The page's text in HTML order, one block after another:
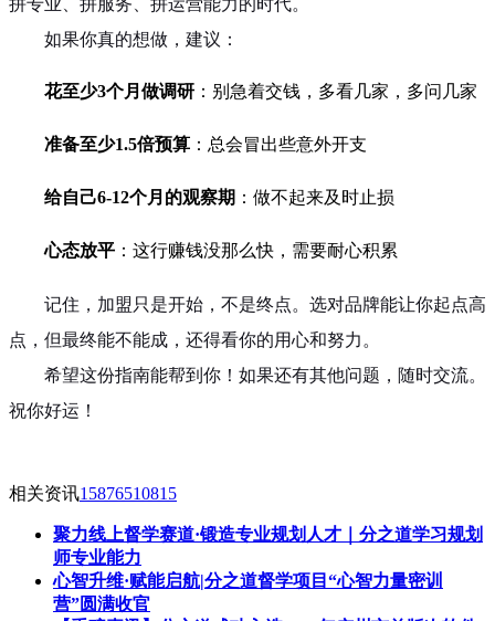
如果你真的想做，建议：
花至少3个月做调研 ：别急着交钱，多看几家，多问几家
准备至少1.5倍预算 ：总会冒出些意外开支
给自己6-12个月的观察期 ：做不起来及时止损
心态放平 ：这行赚钱没那么快，需要耐心积累
记住，加盟只是开始，不是终点。选对品牌能让你起点高
点，但最终能不能成，还得看你的用心和努力。
希望这份指南能帮到你！如果还有其他问题，随时交流。
祝你好运！
相关资讯15876510815
聚力线上督学赛道·锻造专业规划人才｜分之道学习规划
师专业能力
心智升维·赋能启航|分之道督学项目“心智力量密训
营”圆满收官